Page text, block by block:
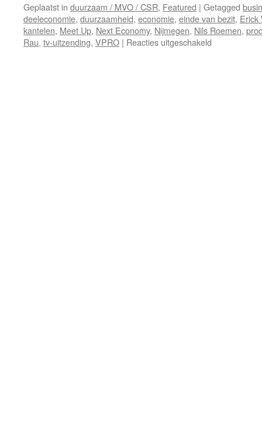
Geplaatst in duurzaam / MVO / CSR, Featured | Getagged
deeleconomie, duurzaamheid, economie, einde van bezit, Erick
kantelen, Meet Up, Next Economy, Nijmegen, Nils Roemen,
Rau, tv-uitzending, VPRO | Reacties uitgeschakeld